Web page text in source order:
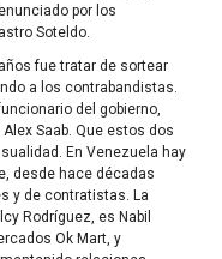
por los
Soteldo.
fue tratar de sortear
a los contrabandistas.
del gobierno,
Saab. Que estos dos
En Venezuela hay
desde hace décadas
y de contratistas. La
Rodríguez, es Nabil
Ok Mart, y